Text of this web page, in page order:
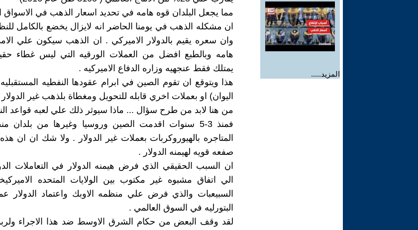
المزيد.....
مما يجعل البلدان قوه هامه في تحديد اسعار الذهب في الاسواق
ان مشكله الذهب في يومنا الحاضر انه لايزال يخضع بالكامل
وان سعره يقيم بالدولار الاميركي . ان الذهب سيكون علي
هامه وبالطبع افضل من العملات الورقيه التي ليس غطاء
يمتلك فقط عنجهيه وزاره الدفاع الاميركيه .
هذا ويتوقع ان تقوم الصين في ابرام عقودها النفطيه المستقبليه
اليوان) او بعملات اخري قابله للتحويل ومغطاة بلذهب غير
من هنا لابد من طرح سؤال ... ماذا سيوثر ذلك علي لعبه قواعد
فمنذ 3-5 سنوات اقدمت الصين وروسيا وغيرها من
المتاجره بالهيوروكربات بعملات غير الدولار . ولا شك ان ان
صفعه قويه لهيمنه الدولار .
ان السبب الحقيقي الذي فرض هيمنه الدولار في التعاملات
الي اتفاق مشبوه غير مكتوب بين الولايات المتحده
السبيعبات والذي فرض علي منظمه الاوبك واعتماد الدولار
البتورليه في السوق العالمي .
لقد وقف البعض من حكام الشرق الاوسط ضد هذا الاجراء